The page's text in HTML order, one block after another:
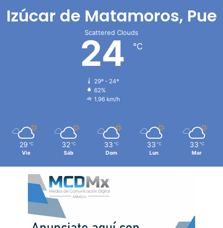
Izúcar de Matamoros, Pue
Scattered Clouds
24 ℃
29º - 24º
62%
1.96 km/h
29 ℃
Vie
32 ℃
Sáb
33 ℃
Dom
33 ℃
Lun
33 ℃
Mar